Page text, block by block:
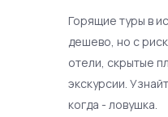
Горящие туры в
дешево, но с
отели, скрытые
экскурсии.
когда - ловушка.